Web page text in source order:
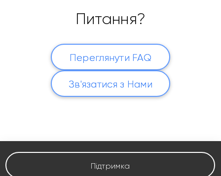
Питання?
Переглянути FAQ
Зв'язатися з Нами
Підтримка